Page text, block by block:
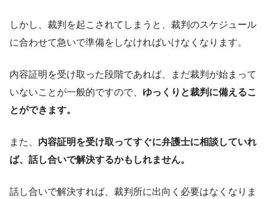
しかし、裁判を起こされてしまうと、裁判のスケジュール
に合わせて急いで準備をしなければいけなくなります。
内容証明を受け取った段階であれば、まだ裁判が始まって
いないことが一般的ですので、 ゆっくりと裁判に備えるこ
とができます。
また、 内容証明を受け取ってすぐに弁護士に相談していれ
ば、話し合いで解決するかもしれません。
話し合いで解決すれば、裁判所に出向く必要はなくなりま